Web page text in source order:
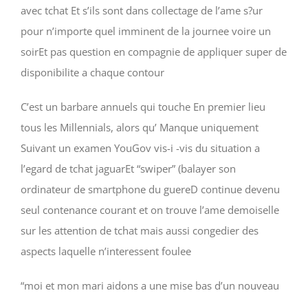
avec tchat Et s’ils sont dans collectage de l’ame s?ur
pour n’importe quel imminent de la journee voire un
soirEt pas question en compagnie de appliquer super de
disponibilite a chaque contour
C’est un barbare annuels qui touche En premier lieu
tous les Millennials, alors qu’ Manque uniquement
Suivant un examen YouGov vis-i -vis du situation a
l’egard de tchat jaguarEt “swiper” (balayer son
ordinateur de smartphone du guereD continue devenu
seul contenance courant et on trouve l’ame demoiselle
sur les attention de tchat mais aussi congedier des
aspects laquelle n’interessent foulee
“moi et mon mari aidons a une mise bas d’un nouveau